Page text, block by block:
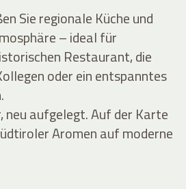
Sie regionale Küche und
– ideal für
Restaurant, die
oder ein entspanntes
neu aufgelegt. Auf der Karte
Aromen auf moderne